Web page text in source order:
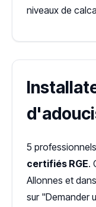
niveaux de
5
certifiés RGE.
Allonnes et
sur "Demander